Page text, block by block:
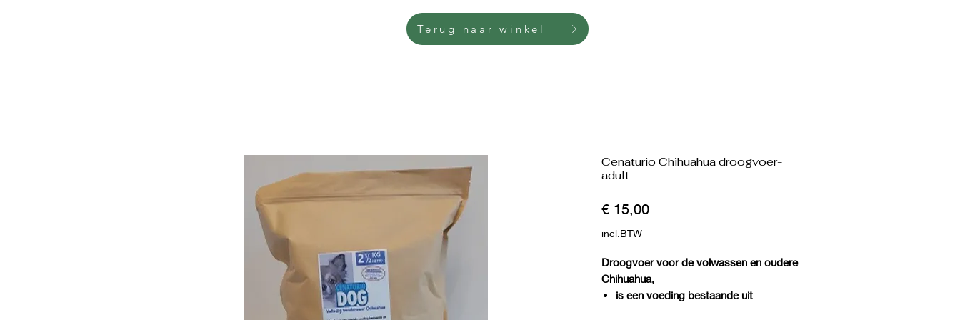
Terug naar winkel
Cenaturio Chihuahua droogvoer-
adult
€ 15,00Prijs
incl.BTW
Droogvoer voor de volwassen en oudere
Chihuahua,
is een voeding bestaande uit